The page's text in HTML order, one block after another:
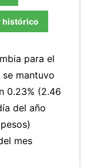
histórico
para el
mantuvo
0.23% (2.46
del año
mes